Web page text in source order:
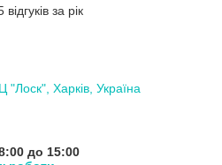
за рік
Харків, Україна
до 15:00